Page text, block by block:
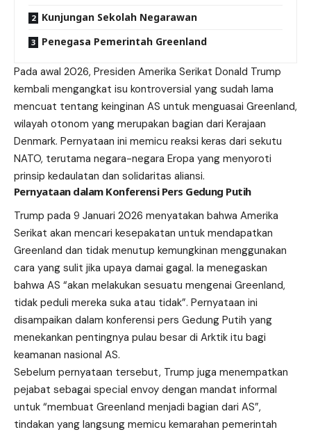
Kunjungan Sekolah Negarawan
Penegasa Pemerintah Greenland
Pada awal 2026, Presiden Amerika Serikat Donald Trump
kembali mengangkat isu kontroversial yang sudah lama
mencuat tentang keinginan AS untuk menguasai Greenland,
wilayah otonom yang merupakan bagian dari Kerajaan
Denmark. Pernyataan ini memicu reaksi keras dari sekutu
NATO, terutama negara-negara Eropa yang menyoroti
prinsip kedaulatan dan solidaritas aliansi.
Pernyataan dalam Konferensi Pers Gedung Putih
Trump pada 9 Januari 2026 menyatakan bahwa Amerika
Serikat akan mencari kesepakatan untuk mendapatkan
Greenland dan tidak menutup kemungkinan menggunakan
cara yang sulit jika upaya damai gagal. Ia menegaskan
bahwa AS “akan melakukan sesuatu mengenai Greenland,
tidak peduli mereka suka atau tidak”. Pernyataan ini
disampaikan dalam konferensi pers Gedung Putih yang
menekankan pentingnya pulau besar di Arktik itu bagi
keamanan nasional AS.
Sebelum pernyataan tersebut, Trump juga menempatkan
pejabat sebagai special envoy dengan mandat informal
untuk “membuat Greenland menjadi bagian dari AS”,
tindakan yang langsung memicu kemarahan pemerintah